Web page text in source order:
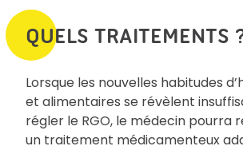
QUELS TRAITEMENTS
Lorsque les nouvelles habitudes
et alimentaires se révèlent
régler le RGO, le médecin pourra
un traitement médicamenteux